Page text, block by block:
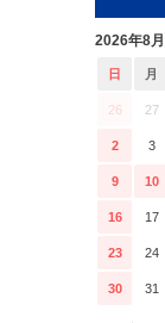
2026年8月
日 月
26 27
2 3
9 10
16 17
23 24
30 31